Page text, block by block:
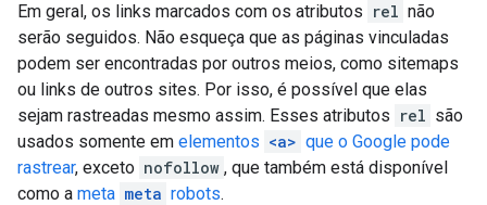
Em geral, os links marcados com os atributos rel não
serão seguidos. Não esqueça que as páginas vinculadas
podem ser encontradas por outros meios, como sitemaps
ou links de outros sites. Por isso, é possível que elas
sejam rastreadas mesmo assim. Esses atributos rel são
usados somente em elementos <a> que o Google pode
rastrear, exceto nofollow , que também está disponível
como a meta meta robots.